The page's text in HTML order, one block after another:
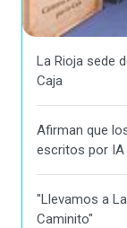
La Rioja sede
Caja
Afirman que
escritos por IA
"Llevamos a
Caminito"